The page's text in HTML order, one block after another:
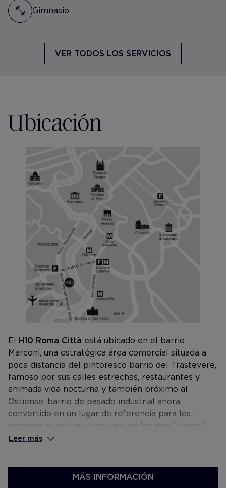
Gimnasio
VER TODOS LOS SERVICIOS
Ubicación
El H10 Roma Città está ubicado en el barrio
Marconi, una estratégica área comercial situada a
poca distancia del pintoresco barrio del Trastevere,
famoso por sus calles estrechas, restaurantes y
animada vida nocturna y también próximo al
Ostiense, barrio de pasado industrial ahora
convertido en un lugar de referencia para los
romanos y turistas como uno de los más “trendy”
para salidas nocturnas.
Leer más
MÁS INFORMACIÓN